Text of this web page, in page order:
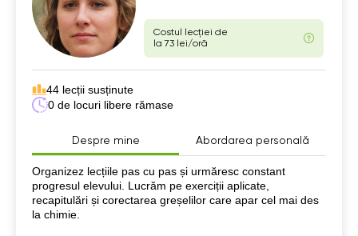
Costul lecției de
la 73 lei/oră
44 lecții susținute
0 de locuri libere rămase
Despre mine Abordarea personală
Despre mine
Organizez lecțiile pas cu pas și urmăresc constant
progresul elevului. Lucrăm pe exerciții aplicate,
recapitulări și corectarea greșelilor care apar cel mai des
la chimie.